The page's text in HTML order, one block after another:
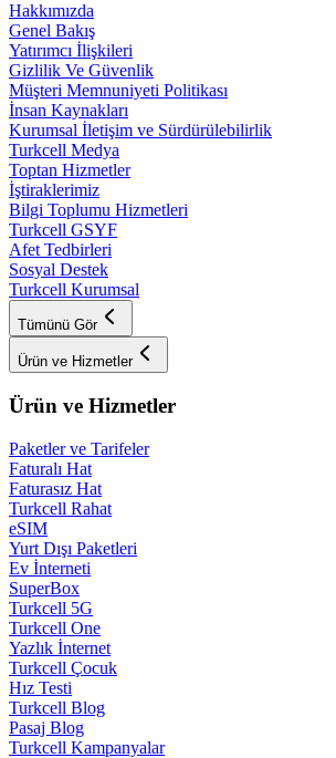
Hakkımızda
Genel Bakış
Yatırımcı İlişkileri
Gizlilik Ve Güvenlik
Müşteri Memnuniyeti Politikası
İnsan Kaynakları
Kurumsal İletişim ve Sürdürülebilirlik
Turkcell Medya
Toptan Hizmetler
İştiraklerimiz
Bilgi Toplumu Hizmetleri
Turkcell GSYF
Afet Tedbirleri
Sosyal Destek
Turkcell Kurumsal
Tümünü Gör
Ürün ve Hizmetler
Ürün ve Hizmetler
Paketler ve Tarifeler
Faturalı Hat
Faturasız Hat
Turkcell Rahat
eSIM
Yurt Dışı Paketleri
Ev İnterneti
SuperBox
Turkcell 5G
Turkcell One
Yazlık İnternet
Turkcell Çocuk
Hız Testi
Turkcell Blog
Pasaj Blog
Turkcell Kampanyalar